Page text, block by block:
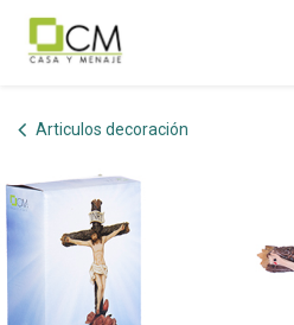
Articulos decoración